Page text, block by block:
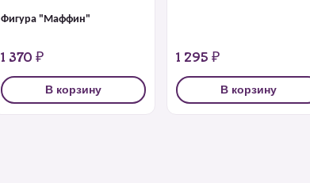
Фигура "Маффин"
1 370 ₽
В корзину
1 295 ₽
В корзину